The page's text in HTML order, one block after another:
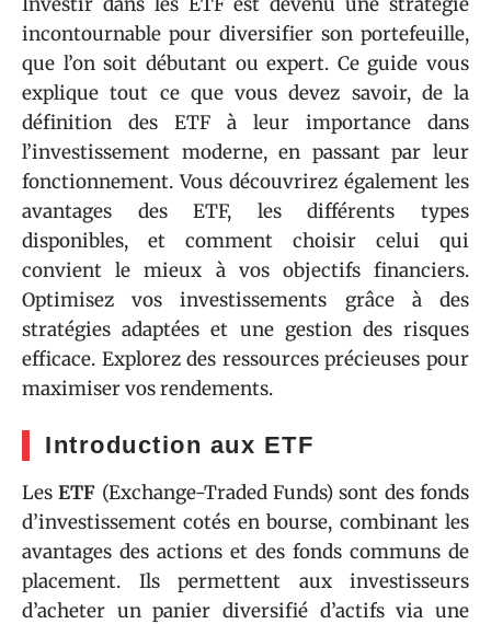
incontournable pour diversifier son portefeuille,
que l’on soit débutant ou expert. Ce guide vous
explique tout ce que vous devez savoir, de la
définition des ETF à leur importance dans
l’investissement moderne, en passant par leur
fonctionnement. Vous découvrirez également les
avantages des ETF, les différents types
disponibles, et comment choisir celui qui
convient le mieux à vos objectifs financiers.
Optimisez vos investissements grâce à des
stratégies adaptées et une gestion des risques
efficace. Explorez des ressources précieuses pour
maximiser vos rendements.
Introduction aux ETF
LesETF (Exchange-Traded Funds) sont des fonds
d’investissement cotés en bourse, combinant les
avantages des actions et des fonds communs de
placement. Ils permettent aux investisseurs
d’acheter un panier diversifié d’actifs via une